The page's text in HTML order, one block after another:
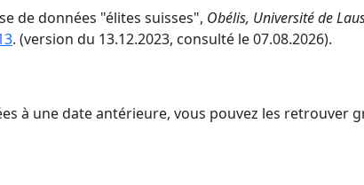
de données "élites suisses", Obélis, Université de
. (version du 13.12.2023, consulté le 07.08.2026).
à une date antérieure, vous pouvez les retrouver